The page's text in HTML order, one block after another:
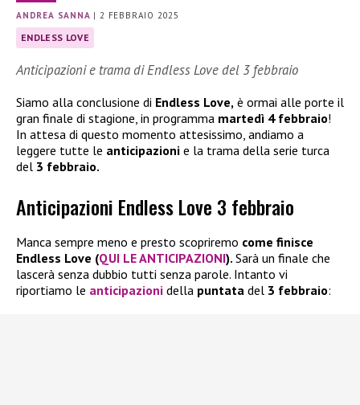
ANDREA SANNA | 2 FEBBRAIO 2025
ENDLESS LOVE
Anticipazioni e trama di Endless Love del 3 febbraio
Siamo alla conclusione di Endless Love, è ormai alle porte il
gran finale di stagione, in programma martedì 4 febbraio!
In attesa di questo momento attesissimo, andiamo a
leggere tutte le anticipazioni e la trama della serie turca
del 3 febbraio.
Anticipazioni Endless Love 3 febbraio
Manca sempre meno e presto scopriremo come finisce
Endless Love (QUI LE ANTICIPAZIONI). Sarà un finale che
lascerà senza dubbio tutti senza parole. Intanto vi
riportiamo le anticipazioni della puntata del 3 febbraio: